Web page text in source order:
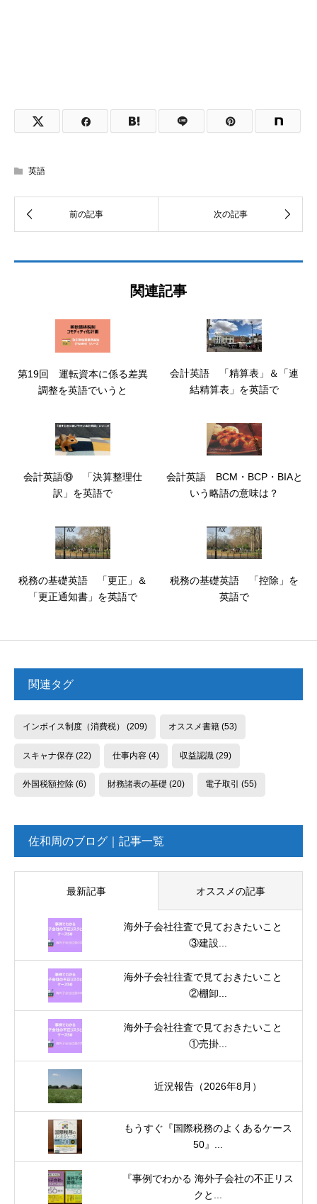
英語
関連記事
第19回 運転資本に係る差異
調整を英語でいうと
会計英語 「精算表」＆「連
結精算表」を英語で
会計英語⑲ 「決算整理仕
訳」を英語で
会計英語 BCM・BCP・BIAと
いう略語の意味は？
税務の基礎英語 「更正」＆
「更正通知書」を英語で
税務の基礎英語 「控除」を
英語で
関連タグ
インボイス制度（消費税） (209) オススメ書籍(53)
スキャナ保存(22) 仕事内容(4) 収益認識 (29)
外国税額控除(6) 財務諸表の基礎 (20) 電子取引 (55)
佐和周のブログ｜記事一覧
最新記事 オススメの記事
海外子会社往査で見ておきたいこと
③建設...
海外子会社往査で見ておきたいこと
②棚卸...
海外子会社往査で見ておきたいこと
①売掛...
近況報告（2026年8月）
もうすぐ『国際税務のよくあるケース
50』...
『事例でわかる 海外子会社の不正リス
クと...